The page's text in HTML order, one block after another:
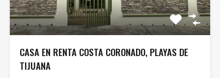
CASA EN RENTA COSTA CORONADO, PLAYAS DE
TIJUANA